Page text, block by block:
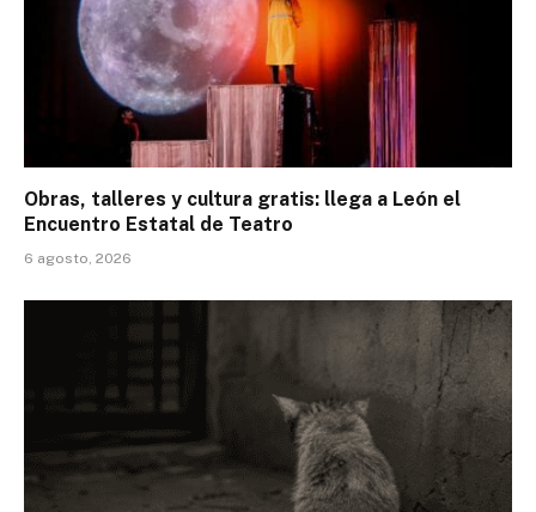
Obras, talleres y cultura gratis: llega a León el
Encuentro Estatal de Teatro
6 agosto, 2026